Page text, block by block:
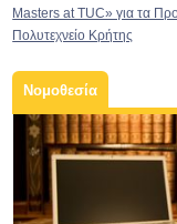
Masters at TUC» για τα
Πολυτεχνείο Κρήτης
Νομοθεσία